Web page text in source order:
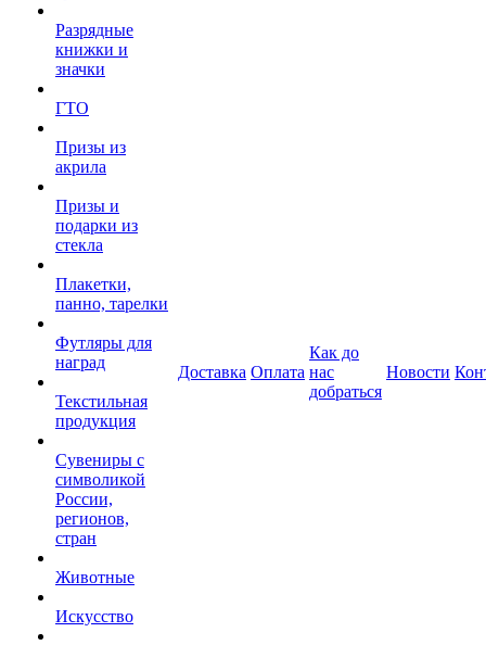
Разрядные
книжки и
значки
ГТО
Призы из
акрила
Призы и
подарки из
стекла
Плакетки,
панно, тарелки
Футляры для
наград
Текстильная
продукция
Сувениры с
символикой
России,
регионов,
стран
Животные
Искусство
Доставка Оплата
Как до
нас
добраться
Новости